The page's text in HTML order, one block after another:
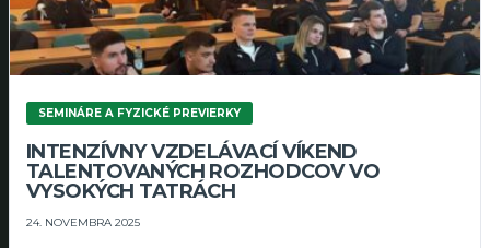
SEMINÁRE A FYZICKÉ PREVIERKY
INTENZÍVNY VZDELÁVACÍ VÍKEND
TALENTOVANÝCH ROZHODCOV VO
VYSOKÝCH TATRÁCH
24. NOVEMBRA 2025